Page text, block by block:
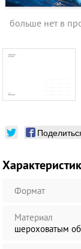
больше нет в
Формат
Материал
шероховатым